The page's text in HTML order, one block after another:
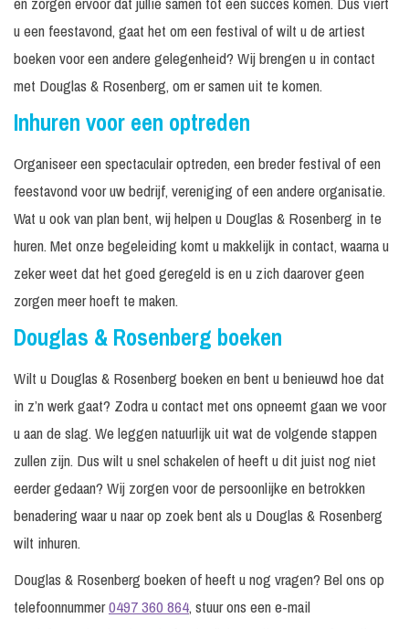
u een feestavond, gaat het om een festival of wilt u de artiest
boeken voor een andere gelegenheid? Wij brengen u in contact
met Douglas & Rosenberg, om er samen uit te komen.
Inhuren voor een optreden
Organiseer een spectaculair optreden, een breder festival of een
feestavond voor uw bedrijf, vereniging of een andere organisatie.
Wat u ook van plan bent, wij helpen u Douglas & Rosenberg in te
huren. Met onze begeleiding komt u makkelijk in contact, waarna u
zeker weet dat het goed geregeld is en u zich daarover geen
zorgen meer hoeft te maken.
Douglas & Rosenberg boeken
Wilt u Douglas & Rosenberg boeken en bent u benieuwd hoe dat
in z’n werk gaat? Zodra u contact met ons opneemt gaan we voor
u aan de slag. We leggen natuurlijk uit wat de volgende stappen
zullen zijn. Dus wilt u snel schakelen of heeft u dit juist nog niet
eerder gedaan? Wij zorgen voor de persoonlijke en betrokken
benadering waar u naar op zoek bent als u Douglas & Rosenberg
wilt inhuren.
Douglas & Rosenberg boeken of heeft u nog vragen? Bel ons op
telefoonnummer0497 360 864, stuur ons een e-mail